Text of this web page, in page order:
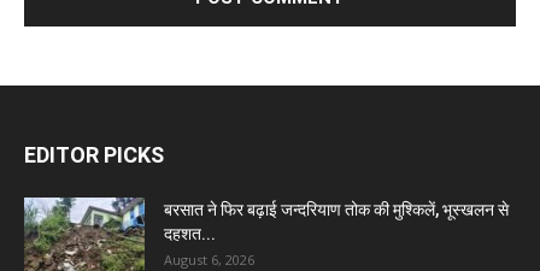
EDITOR PICKS
बरसात ने फिर बढ़ाई जन्दरियाण तोक की मुश्किलें, भूस्खलन से
दहशत...
August 6, 2026